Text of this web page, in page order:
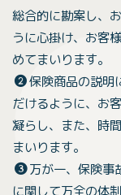
総合的に勘案し、
うに心掛け、お客
めてまいります。
保険商品の説明
だけるように、お
凝らし、また、時
まいります。
万が一、保険事
に関して万全の体